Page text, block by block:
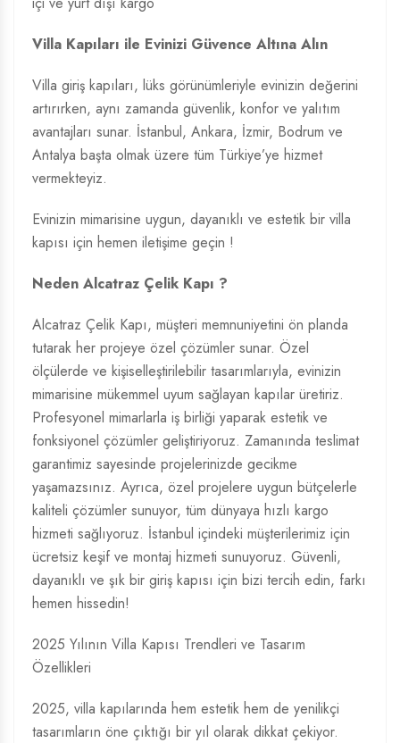
Villa Kapıları ile Evinizi Güvence Altına Alın
Villa giriş kapıları, lüks görünümleriyle evinizin değerini
artırırken, aynı zamanda güvenlik, konfor ve yalıtım
avantajları sunar. İstanbul, Ankara, İzmir, Bodrum ve
Antalya başta olmak üzere tüm Türkiye’ye hizmet
vermekteyiz.
Evinizin mimarisine uygun, dayanıklı ve estetik bir villa
kapısı için hemen iletişime geçin !
Neden Alcatraz Çelik Kapı ?
Alcatraz Çelik Kapı, müşteri memnuniyetini ön planda
tutarak her projeye özel çözümler sunar. Özel
ölçülerde ve kişiselleştirilebilir tasarımlarıyla, evinizin
mimarisine mükemmel uyum sağlayan kapılar üretiriz.
Profesyonel mimarlarla iş birliği yaparak estetik ve
fonksiyonel çözümler geliştiriyoruz. Zamanında teslimat
garantimiz sayesinde projelerinizde gecikme
yaşamazsınız. Ayrıca, özel projelere uygun bütçelerle
kaliteli çözümler sunuyor, tüm dünyaya hızlı kargo
hizmeti sağlıyoruz. İstanbul içindeki müşterilerimiz için
ücretsiz keşif ve montaj hizmeti sunuyoruz. Güvenli,
dayanıklı ve şık bir giriş kapısı için bizi tercih edin, farkı
hemen hissedin!
2025 Yılının Villa Kapısı Trendleri ve Tasarım
Özellikleri
2025, villa kapılarında hem estetik hem de yenilikçi
tasarımların öne çıktığı bir yıl olarak dikkat çekiyor.